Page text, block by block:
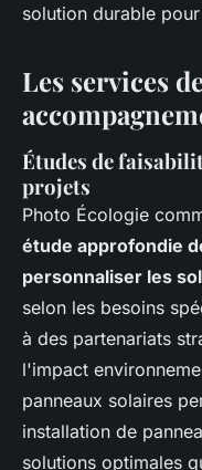
solution durable
Les services
Études de
projets
Photo Écologie
étude approfondie
personnaliser les
selon les besoins
à des partenariats
l'impact
panneaux solaires
installation de
solutions optimales